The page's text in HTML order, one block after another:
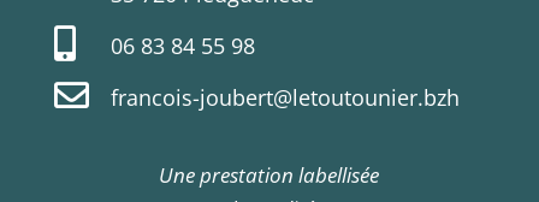
 06 83 84 55 98
 francois-joubert@letoutounier.bzh
Une prestation labellisée